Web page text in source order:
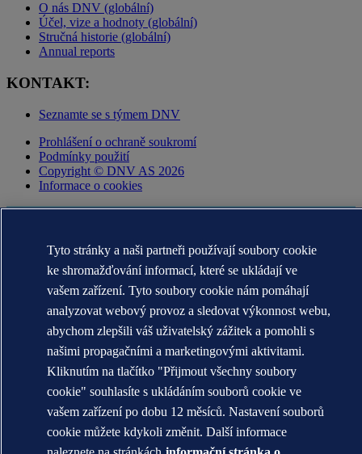
O nás DNV (globální)
Účel, vize a hodnoty (globální)
Stručná historie (globální)
Annual reports
KONTAKT:
Seznamte se s týmem DNV
Prohlášení o ochraně soukromí
Podmínky použití
Copyright © DNV AS 2026
Informace o cookies
Ochranné známky DNV GL®, DNV®, The Horizon Graphic a Det
Norske Veritas® jsou majetkem společností skupiny Det Norske
Veritas. Všechna práva vyhrazena.
WHEN TRUST MATTERS
Tyto stránky a naši partneři používají soubory cookie
ke shromažďování informací, které se ukládají ve
vašem zařízení. Tyto soubory cookie nám pomáhají
analyzovat webový provoz a sledovat výkonnost webu,
abychom zlepšili váš uživatelský zážitek a pomohli s
našimi propagačními a marketingovými aktivitami.
Kliknutím na tlačítko "Přijmout všechny soubory
cookie" souhlasíte s ukládáním souborů cookie ve
vašem zařízení po dobu 12 měsíců. Nastavení souborů
cookie můžete kdykoli změnit. Další informace